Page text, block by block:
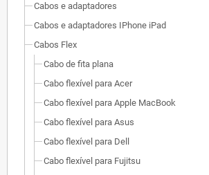
Cabos e adaptadores
Cabos e adaptadores IPhone iPad
Cabos Flex
Cabo de fita plana
Cabo flexível para Acer
Cabo flexível para Apple MacBook
Cabo flexível para Asus
Cabo flexível para Dell
Cabo flexível para Fujitsu